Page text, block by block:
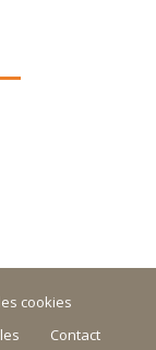
cookies
Contact